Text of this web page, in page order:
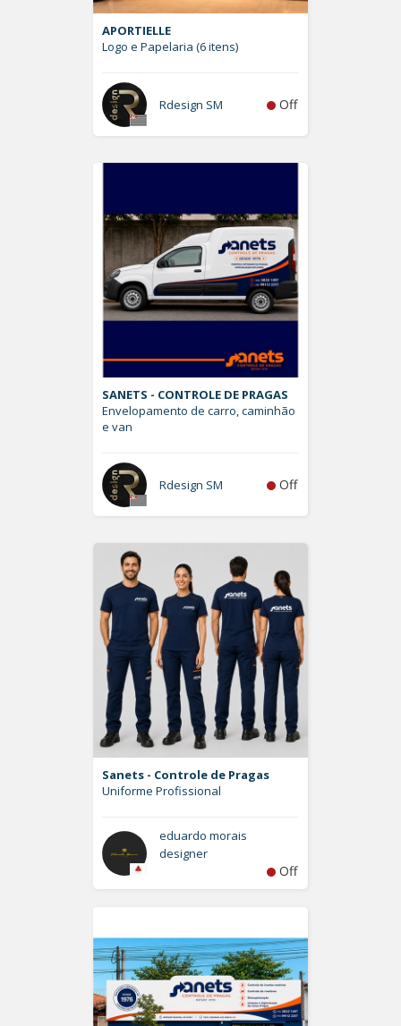
APORTIELLE
Logo e Papelaria (6 itens)
Rdesign SM Off
SANETS - CONTROLE DE PRAGAS
Envelopamento de carro, caminhão
e van
Rdesign SM Off
Sanets - Controle de Pragas
Uniforme Profissional
eduardo morais
designer
Off